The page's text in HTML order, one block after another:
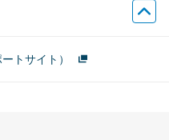
トサイト）